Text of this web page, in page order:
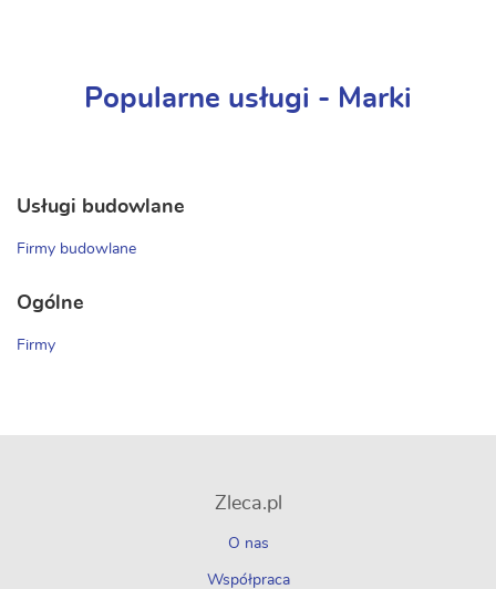
Popularne usługi - Marki
Usługi budowlane
Firmy budowlane
Ogólne
Firmy
Zleca.pl
O nas
Współpraca